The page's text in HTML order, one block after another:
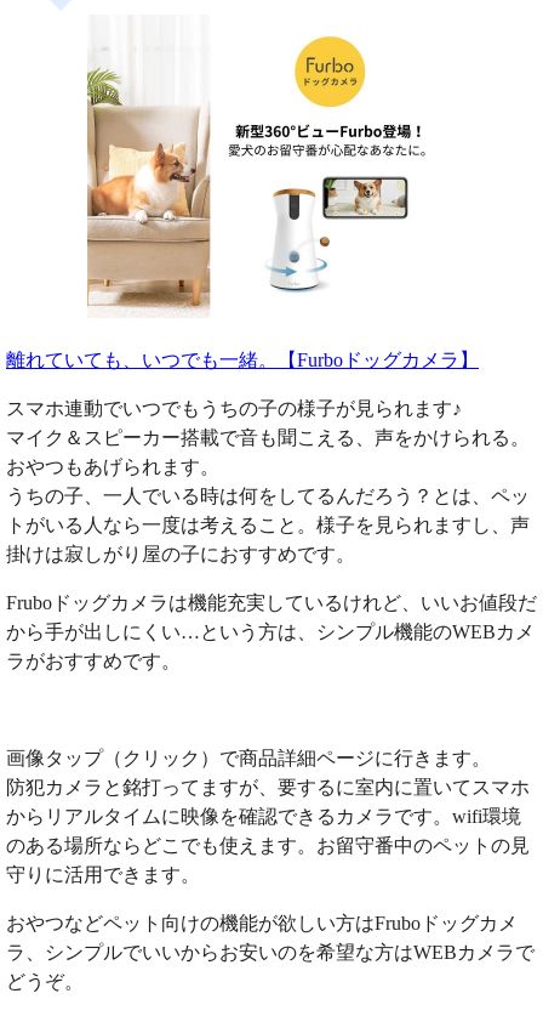
離れていても、いつでも一緒。【Furboドッグカメラ】
スマホ連動でいつでもうちの子の様子が見られます♪
マイク＆スピーカー搭載で音も聞こえる、声をかけられる。
おやつもあげられます。
うちの子、一人でいる時は何をしてるんだろう？とは、ペッ
トがいる人なら一度は考えること。様子を見られますし、声
掛けは寂しがり屋の子におすすめです。
Fruboドッグカメラは機能充実しているけれど、いいお値段だ
から手が出しにくい…という方は、シンプル機能のWEBカメ
ラがおすすめです。
画像タップ（クリック）で商品詳細ページに行きます。
防犯カメラと銘打ってますが、要するに室内に置いてスマホ
からリアルタイムに映像を確認できるカメラです。wifi環境
のある場所ならどこでも使えます。お留守番中のペットの見
守りに活用できます。
おやつなどペット向けの機能が欲しい方はFruboドッグカメ
ラ、シンプルでいいからお安いのを希望な方はWEBカメラで
どうぞ。